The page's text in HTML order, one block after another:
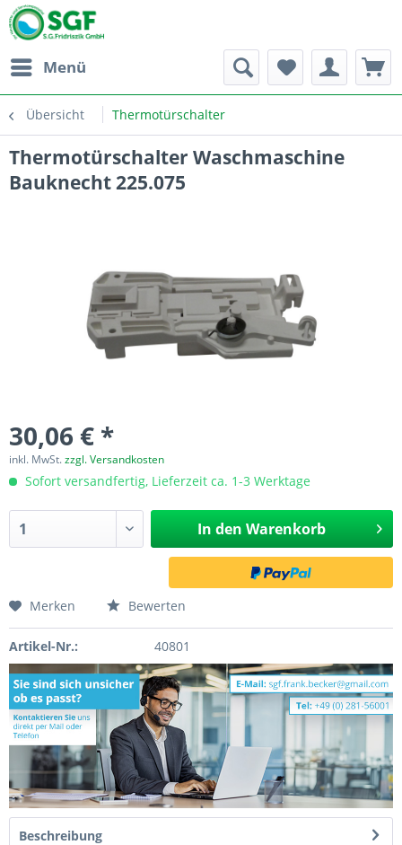
Menü
Übersicht Thermotürschalter
Thermotürschalter Waschmaschine
Bauknecht 225.075
30,06 € *
inkl. MwSt.zzgl. Versandkosten
Sofort versandfertig, Lieferzeit ca. 1-3 Werktage
In den Warenkorb
Merken Bewerten
Artikel-Nr.: 40801
Beschreibung